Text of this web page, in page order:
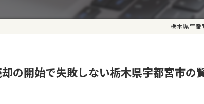
栃木県宇都
の開始で失敗しない栃木県宇都宮市の